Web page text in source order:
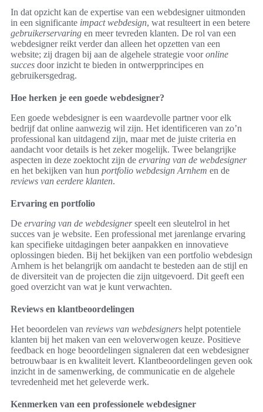
In dat opzicht kan de expertise van een webdesigner uitmonden
in een significante impact webdesign, wat resulteert in een betere
gebruikerservaring en meer tevreden klanten. De rol van een
webdesigner reikt verder dan alleen het opzetten van een
website; zij dragen bij aan de algehele strategie vooronline
succes door inzicht te bieden in ontwerpprincipes en
gebruikersgedrag.
Hoe herken je een goede webdesigner?
Een goede webdesigner is een waardevolle partner voor elk
bedrijf dat online aanwezig wil zijn. Het identificeren van zo’n
professional kan uitdagend zijn, maar met de juiste criteria en
aandacht voor details is het zeker mogelijk. Twee belangrijke
aspecten in deze zoektocht zijn de ervaring van de webdesigner
en het bekijken van hun portfolio webdesign Arnhem en de
reviews van eerdere klanten.
Ervaring en portfolio
De ervaring van de webdesignerspeelt een sleutelrol in het
succes van je website. Een professional met jarenlange ervaring
kan specifieke uitdagingen beter aanpakken en innovatieve
oplossingen bieden. Bij het bekijken van een portfolio webdesign
Arnhem is het belangrijk om aandacht te besteden aan de stijl en
de diversiteit van de projecten die zijn uitgevoerd. Dit geeft een
goed overzicht van wat je kunt verwachten.
Reviews en klantbeoordelingen
Het beoordelen van reviews van webdesigners helpt potentiele
klanten bij het maken van een weloverwogen keuze. Positieve
feedback en hoge beoordelingen signaleren dat een webdesigner
betrouwbaar is en kwaliteit levert. Klantbeoordelingen geven ook
inzicht in de samenwerking, de communicatie en de algehele
tevredenheid met het geleverde werk.
Kenmerken van een professionele webdesigner